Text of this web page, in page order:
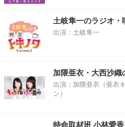
土岐隼一のラジオ・
出演：土岐隼一
加隈亜衣・大西沙
出演：加隈亜衣（亜衣
ン）
特命取材班 小林愛香